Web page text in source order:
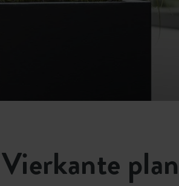
Vierkante